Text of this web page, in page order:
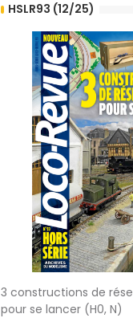
HSLR93 (12/25)
3 constructions de
pour se lancer (H0, N)